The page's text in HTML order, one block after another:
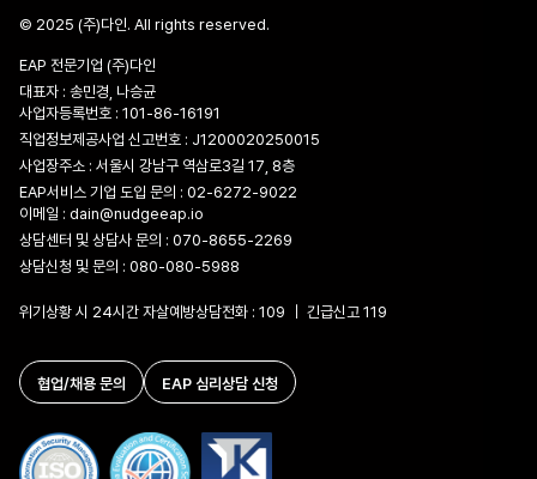
© 2025 (주)다인. All rights reserved.
EAP 전문기업 (주)다인
대표자 : 송민경, 나승균
사업자등록번호 : 101-86-16191
직업정보제공사업 신고번호 : J1200020250015
사업장주소 : 서울시 강남구 역삼로3길 17, 8층
EAP서비스 기업 도입 문의 : 02-6272-9022
이메일 : dain@nudgeeap.io
상담센터 및 상담사 문의 : 070-8655-2269
상담신청 및 문의 : 080-080-5988
위기상황 시 24시간 자살예방상담전화 : 109 ｜ 긴급신고 119
협업/채용 문의 EAP 심리상담 신청